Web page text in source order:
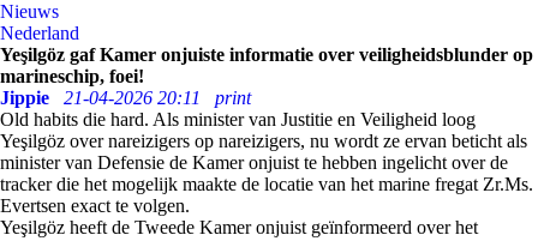
Nieuws
Nederland
Yeşilgöz gaf Kamer onjuiste informatie over veiligheidsblunder op
marineschip, foei!
Jippie
21-04-2026 20:11
print
Old habits die hard. Als minister van Justitie en Veiligheid loog
Yeşilgöz over nareizigers op nareizigers, nu wordt ze ervan beticht als
minister van Defensie de Kamer onjuist te hebben ingelicht over de
tracker die het mogelijk maakte de locatie van het marine fregat Zr.Ms.
Evertsen exact te volgen.
Yeşilgöz heeft de Tweede Kamer onjuist geïnformeerd over het